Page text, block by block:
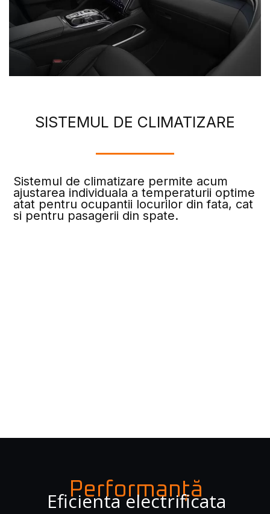
SISTEMUL DE CLIMATIZARE
Sistemul de climatizare permite acum
ajustarea individuala a temperaturii optime
atat pentru ocupantii locurilor din fata, cat
si pentru pasagerii din spate.
Performanță
Eficienta electrificata